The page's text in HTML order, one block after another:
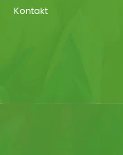
Kontakt